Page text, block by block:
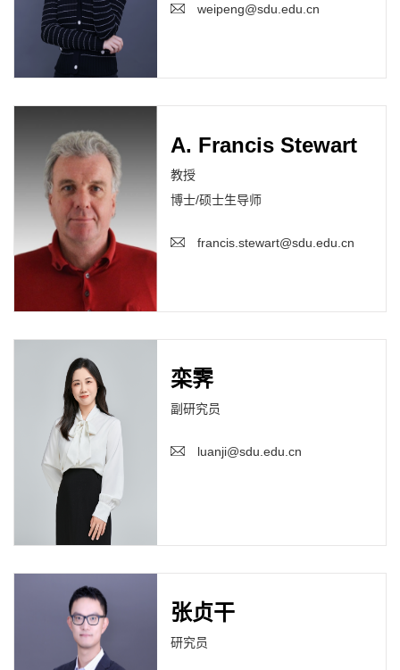
weipeng@sdu.edu.cn
A. Francis Stewart
教授
博士/硕士生导师
francis.stewart@sdu.edu.cn
栾霁
副研究员
luanji@sdu.edu.cn
张贞干
研究员